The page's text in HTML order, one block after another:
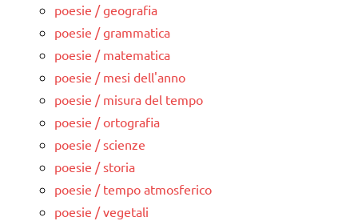
poesie / geografia
poesie / grammatica
poesie / matematica
poesie / mesi dell'anno
poesie / misura del tempo
poesie / ortografia
poesie / scienze
poesie / storia
poesie / tempo atmosferico
poesie / vegetali